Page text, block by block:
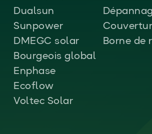
Dualsun
Sunpower
DMEGC solar
Bourgeois global
Enphase
Ecoflow
Voltec Solar
Borne de